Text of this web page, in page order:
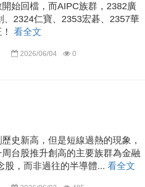
始回檔，而AIPC族群，2382廣
、2324仁寶、2353宏碁、2357華
！看全文
2026/06/04 0
史新高，但是短線過熱的現象，
台股推升創高的主要族群為金融
股，而非過往的半導體...看全文